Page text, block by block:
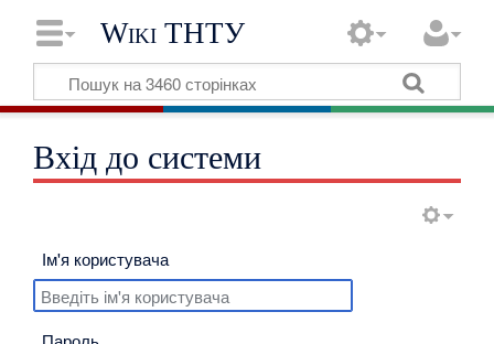
Wiki ТНТУ
Вхід до системи
Ім'я користувача